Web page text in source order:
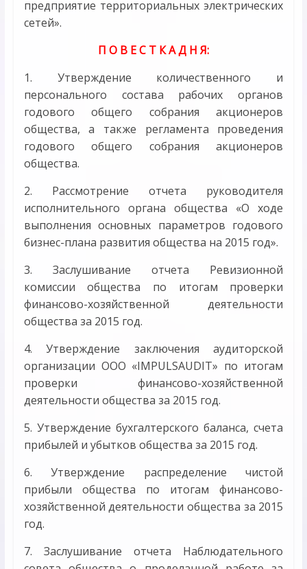
предприятие территориальных электрических
сетей».
П О В Е С Т К А Д Н Я:
1. Утверждение количественного и
персонального состава рабочих органов
годового общего собрания акционеров
общества, а также регламента проведения
годового общего собрания акционеров
общества.
2. Рассмотрение отчета руководителя
исполнительного органа общества «О ходе
выполнения основных параметров годового
бизнес-плана развития общества на 2015 год».
3. Заслушивание отчета Ревизионной
комиссии общества по итогам проверки
финансово-хозяйственной деятельности
общества за 2015 год.
4. Утверждение заключения аудиторской
организации ООО «IMPULSAUDIT» по итогам
проверки финансово-хозяйственной
деятельности общества за 2015 год.
5. Утверждение бухгалтерского баланса, счета
прибылей и убытков общества за 2015 год.
6. Утверждение распределение чистой
прибыли общества по итогам финансово-
хозяйственной деятельности общества за 2015
год.
7. Заслушивание отчета Наблюдательного